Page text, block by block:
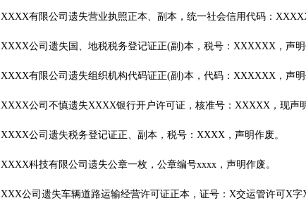
XXXX有限公司遗失营业执照正本、副本，统一社会信用代码：
XXXX公司遗失国、地税税务登记证正(副)本，税号：XXXXXX，声明
XXXX有限公司遗失组织机构代码证正(副)本，代码：XXXXXX，声
XXXX公司不慎遗失XXXX银行开户许可证，核准号：XXXXX，现声
XXXX公司遗失税务登记证正、副本，税号：XXXX，声明作废。
XXXX科技有限公司遗失公章一枚，公章编号xxxx，声明作废。
XXX公司遗失车辆道路运输经营许可证正本，证号：X交运管许可X字